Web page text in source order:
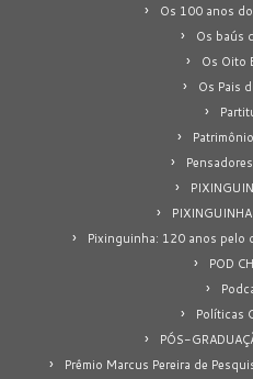
Os 100 anos
Os baús
Os Oito
Os Pais
Pixinguinha: 120 anos pelo
POD
Políticas
PÓS-
Prêmio Marcus Pereira de